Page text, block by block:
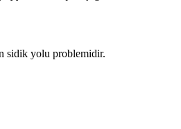
sidik yolu problemidir.